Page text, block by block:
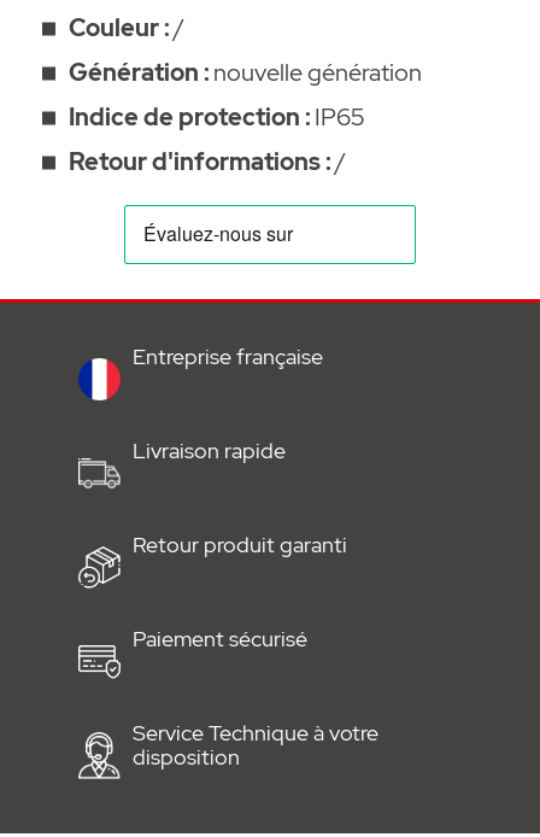
Couleur :/
Génération :nouvelle génération
Indice de protection :IP65
Retour d'informations :/
Entreprise française
Livraison rapide
Retour produit garanti
Paiement sécurisé
Service Technique à votre
disposition